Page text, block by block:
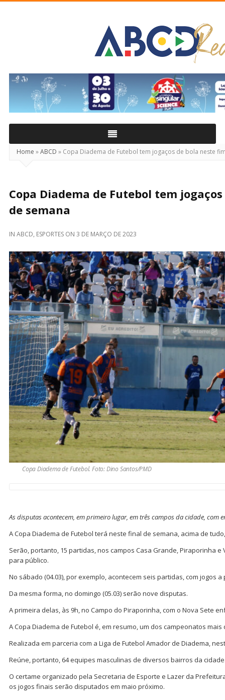
Real
Home »ABCD » Copa Diadema de Futebol tem jogaços de bola neste
Copa Diadema de Futebol tem
de semana
IN ABCD, ESPORTES ON 3 DE MARÇO DE 2023
Copa Diadema de Futebol. Foto: Dino Santos/PMD
As disputas acontecem, em primeiro lugar, em três campos da cidade, com
A Copa Diadema de Futebol terá neste final de semana, acima de
Serão, portanto, 15 partidas, nos campos Casa Grande, Piraporinha e
para público.
No sábado (04.03), por exemplo, acontecem seis partidas, com jogos a
Da mesma forma, no domingo (05.03) serão nove disputas.
A primeira delas, às 9h, no Campo do Piraporinha, com o Nova Sete
A Copa Diadema de Futebol é, em resumo, um dos campeonatos
Realizada em parceria com a Liga de Futebol Amador de Diadema,
Reúne, portanto, 64 equipes masculinas de diversos bairros da
O certame organizado pela Secretaria de Esporte e Lazer da
os jogos finais serão disputados em maio próximo.